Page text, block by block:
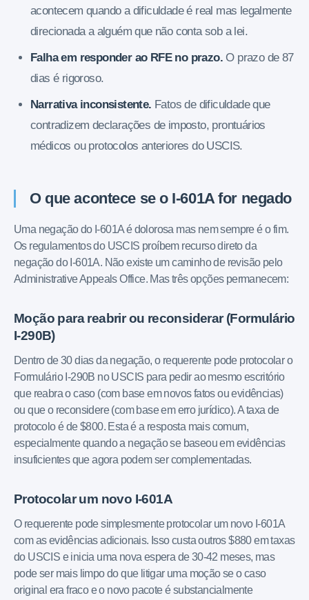
acontecem quando a dificuldade é real mas legalmente
direcionada a alguém que não conta sob a lei.
Falha em responder ao RFE no prazo. O prazo de 87
dias é rigoroso.
Narrativa inconsistente. Fatos de dificuldade que
contradizem declarações de imposto, prontuários
médicos ou protocolos anteriores do USCIS.
O que acontece se o I-601A for negado
Uma negação do I-601A é dolorosa mas nem sempre é o fim.
Os regulamentos do USCIS proíbem recurso direto da
negação do I-601A. Não existe um caminho de revisão pelo
Administrative Appeals Office. Mas três opções permanecem:
Moção para reabrir ou reconsiderar (Formulário
I-290B)
Dentro de 30 dias da negação, o requerente pode protocolar o
Formulário I-290B no USCIS para pedir ao mesmo escritório
que reabra o caso (com base em novos fatos ou evidências)
ou que o reconsidere (com base em erro jurídico). A taxa de
protocolo é de $800. Esta é a resposta mais comum,
especialmente quando a negação se baseou em evidências
insuficientes que agora podem ser complementadas.
Protocolar um novo I-601A
O requerente pode simplesmente protocolar um novo I-601A
com as evidências adicionais. Isso custa outros $880 em taxas
do USCIS e inicia uma nova espera de 30-42 meses, mas
pode ser mais limpo do que litigar uma moção se o caso
original era fraco e o novo pacote é substancialmente